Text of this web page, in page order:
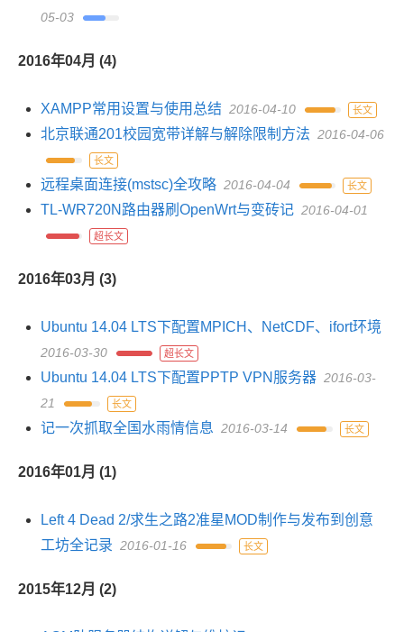
05-03
2016年04月 (4)
XAMPP常用设置与使用总结 2016-04-10 长文
北京联通201校园宽带详解与解除限制方法 2016-04-06
长文
远程桌面连接(mstsc)全攻略 2016-04-04 长文
TL-WR720N路由器刷OpenWrt与变砖记 2016-04-01
超长文
2016年03月 (3)
Ubuntu 14.04 LTS下配置MPICH、NetCDF、ifort环境
2016-03-30 超长文
Ubuntu 14.04 LTS下配置PPTP VPN服务器 2016-03-
21
长文
记一次抓取全国水雨情信息 2016-03-14 长文
2016年01月 (1)
Left 4 Dead 2/求生之路2准星MOD制作与发布到创意
工坊全记录 2016-01-16 长文
2015年12月 (2)